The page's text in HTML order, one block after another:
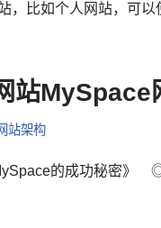
比如个人网站，可以
站MySpace
站架构
的成功秘密》